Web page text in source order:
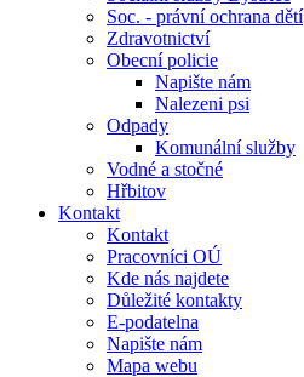
Soc. - právní ochrana dětí
Zdravotnictví
Obecní policie
Napište nám
Nalezeni psi
Odpady
Komunální služby
Vodné a stočné
Hřbitov
Kontakt
Kontakt
Pracovníci OÚ
Kde nás najdete
Důležité kontakty
E-podatelna
Napište nám
Mapa webu